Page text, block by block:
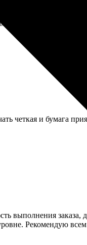
рулон пришел в
четкая и бумага
выполнения
Рекомендую всем